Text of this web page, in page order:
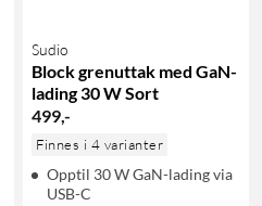
Sudio
Block grenuttak med GaN-
lading 30 W Sort
499,-
Finnes i 4 varianter
Opptil 30 W GaN-lading via
USB-C